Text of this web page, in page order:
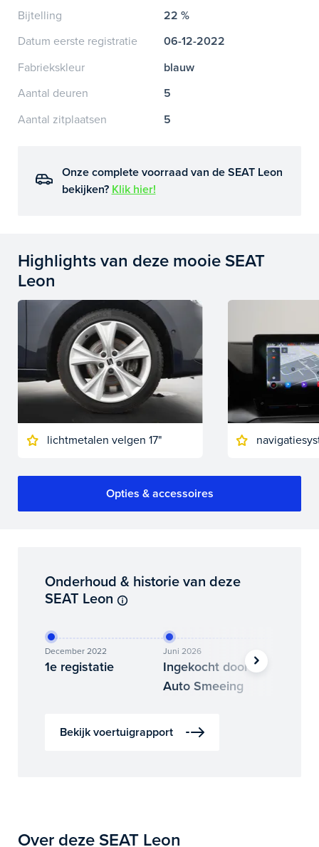
Bijtelling
22 %
Datum eerste registratie
06-12-2022
Fabriekskleur
blauw
Aantal deuren
5
Aantal zitplaatsen
5
Onze complete voorraad van de SEAT Leon
bekijken? Klik hier!
Highlights van deze mooie SEAT
Leon
lichtmetalen velgen 17"
Opties & accessoires
Onderhoud & historie van deze
SEAT Leon
December 2022
1e registatie
Juni 2026
Ingekocht door
Auto Smeeing
Bekijk voertuigrapport
Over deze SEAT Leon